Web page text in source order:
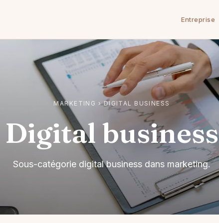
Entreprise
MARKETING › DIGITAL BUSINESS
Digital business
Sous-catégorie digital business dans marketing.